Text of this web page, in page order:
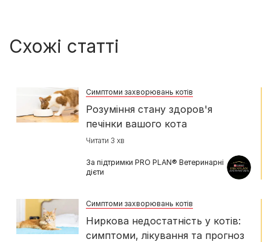
Схожі статті
Симптоми захворювань котів
Розуміння стану здоров'я
печінки вашого кота
Читати 3 хв
За підтримки PRO PLAN® Ветеринарні
дієти
Симптоми захворювань котів
Ниркова недостатність у котів:
симптоми, лікування та прогноз